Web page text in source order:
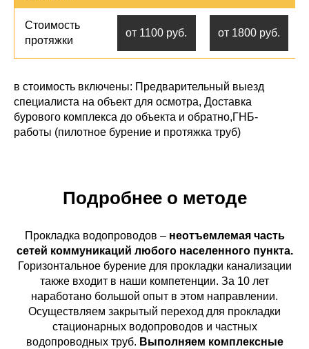
Стоимость
протяжки
от 1100 руб. от 1800 руб.
в стоимость включены: Предварительный выезд
специалиста на объект для осмотра, Доставка
бурового комплекса до объекта и обратно,ГНБ-
работы (пилотное бурение и протяжка труб)
Подробнее о методе
Прокладка водопроводов – неотъемлемая часть
сетей коммуникаций любого населенного пункта.
Горизонтальное бурение для прокладки канализации
также входит в наши компетенции. За 10 лет
наработано большой опыт в этом направлении.
Осуществляем закрытый переход для прокладки
стационарных водопроводов и частных
водопроводных труб. Выполняем комплексные